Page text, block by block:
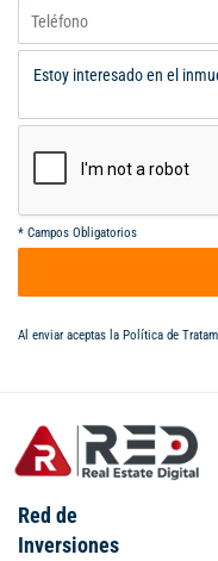
* Campos Obligatorios
Al enviar aceptas la Política de
Red de
Inversiones